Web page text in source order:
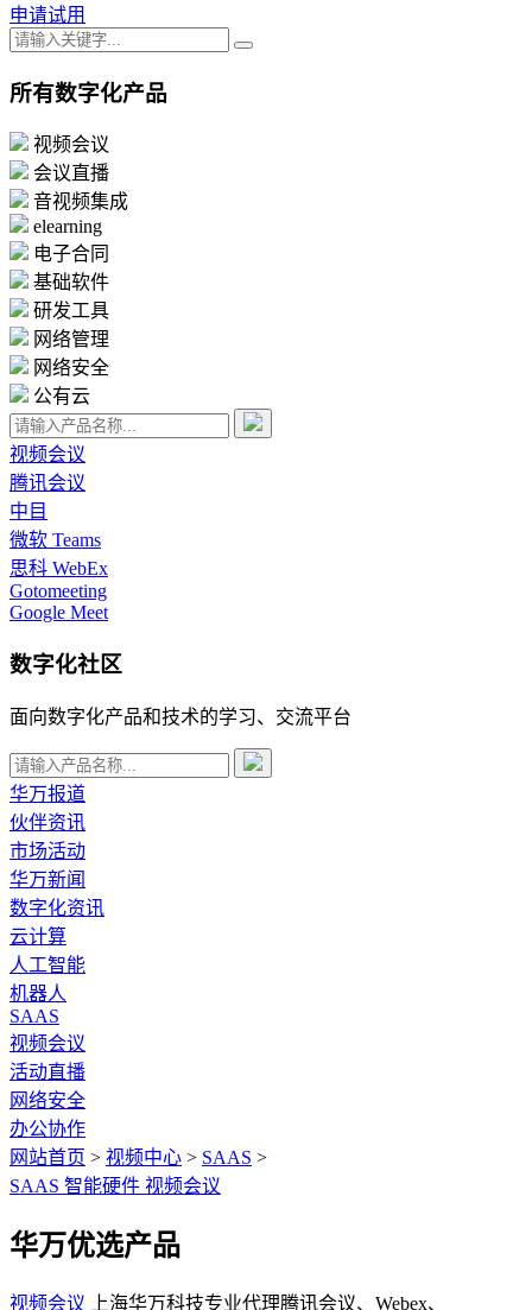
申请试用
所有数字化产品
视频会议
会议直播
音视频集成
elearning
电子合同
基础软件
研发工具
网络管理
网络安全
公有云
视频会议
腾讯会议
中目
微软 Teams
思科 WebEx
Gotomeeting
Google Meet
数字化社区
面向数字化产品和技术的学习、交流平台
华万报道
伙伴资讯
市场活动
华万新闻
数字化资讯
云计算
人工智能
机器人
SAAS
视频会议
活动直播
网络安全
办公协作
网站首页 > 视频中心 > SAAS >
SAAS 智能硬件 视频会议
华万优选产品
视频会议 上海华万科技专业代理腾讯会议、Webex、